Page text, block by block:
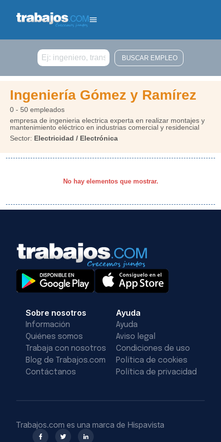
Buscar
Ingeniería Gómez y Ramírez
0 - 50 empleados
empresa de ingenieria electrica experta en realizar montajes y
mantenimiento eléctrico en industrias comercial y residencial
Sector: Electricidad / Electrónica
No hay elementos que mostrar.
Sobre nosotros
Información
Quiénes somos
Trabaja con nosotros
Blog de Trabajos.com
Contáctanos
Ayuda
Ayuda
Aviso legal
Condiciones de uso
Política de cookies
Política de privacidad
Trabajos.com es una marca de Hispavista